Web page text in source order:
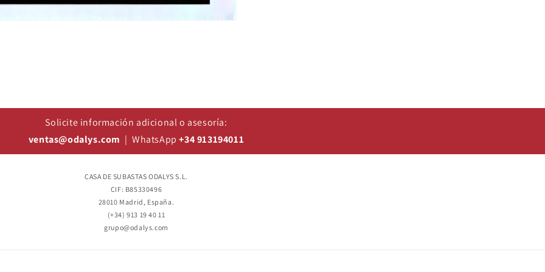
Solicite información adicional o asesoría:
ventas@odalys.com | WhatsApp+34 913194011
CASA DE SUBASTAS ODALYS S.L.
CIF: B85330496
28010 Madrid, España.
(+34) 913 19 40 11
grupo@odalys.com